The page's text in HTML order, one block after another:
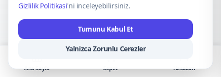
VISA Mastercard
Gizlilik Politikasi'ni inceleyebilirsiniz.
Tumunu Kabul Et
Yalnizca Zorunlu Cerezler
Ana Sayfa Sepet Hesabım